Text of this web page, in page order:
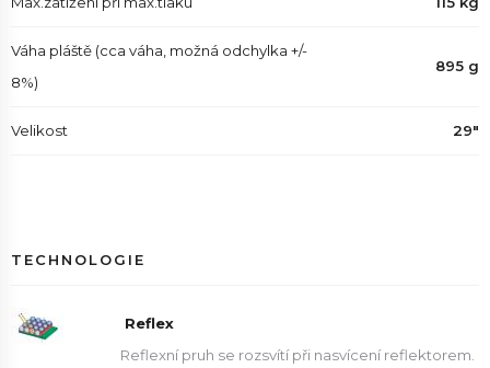
Váha pláště (cca váha, možná odchylka +/-
8%)
895 g
Velikost 29"
TECHNOLOGIE
Reflex
Reflexní pruh se rozsvítí při nasvícení reflektorem.